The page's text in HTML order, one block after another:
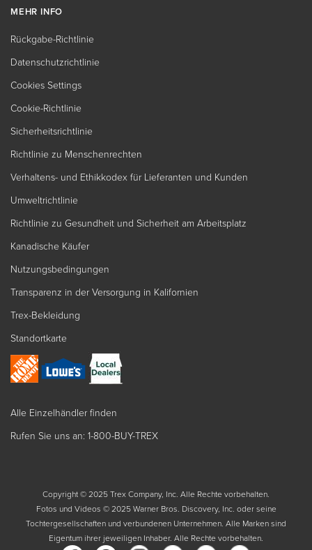
MEHR INFO
Rückgabe-Richtlinie
Datenschutzrichtlinie
Cookies Settings
Cookie-Richtlinie
Sicherheitsrichtlinie
Richtlinie zu Menschenrechten
Verhaltens- und Ethikkodex für Lieferanten und Kunden
Umweltrichtlinie
Richtlinie zu Gesundheit und Sicherheit am Arbeitsplatz
Kanadische Käufer
Nutzungsbedingungen
Transparenz in der Versorgung in Kalifornien
Trex-Bekleidung
Standortkarte
Alle Einzelhändler finden
Rufen Sie uns an: 1-800-BUY-TREX
Copyright © 2025 Trex Company, Inc. Alle Rechte vorbehalten.
Fotos und Videos © 2025 Warner Bros. Discovery, Inc. oder seine
Tochtergesellschaften und verbundenen Unternehmen. Alle Marken sind
Eigentum ihrer jeweiligen Inhaber. Alle Rechte vorbehalten.